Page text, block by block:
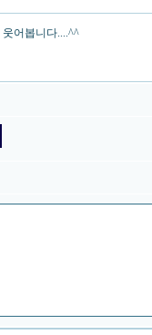
어봅니다....^^